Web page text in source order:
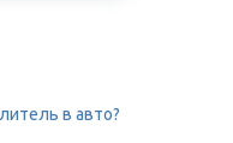
в авто?